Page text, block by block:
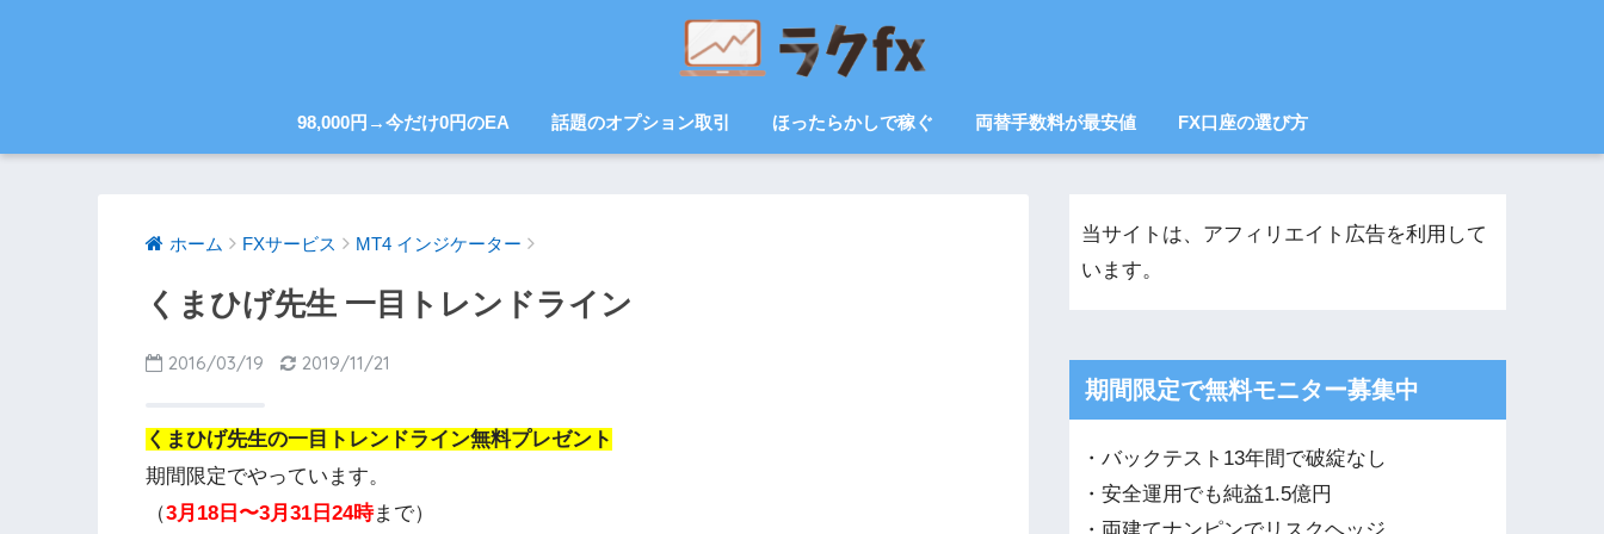
98,000円→今だけ0円のEA 話題のオプション取引 ほったらかしで稼ぐ 両替手数料が最安値 FX口座の選び方
ホーム FXサービス MT4 インジケーター
くまひげ先生 一目トレンドライン
2016/03/19 2019/11/21
くまひげ先生の一目トレンドライン無料プレゼント
期間限定でやっています。
（3月18日〜3月31日24時まで）
当サイトは、アフィリエイト広告を利用して
います。
期間限定で無料モニター募集中
・バックテスト13年間で破綻なし
・安全運用でも純益1.5億円